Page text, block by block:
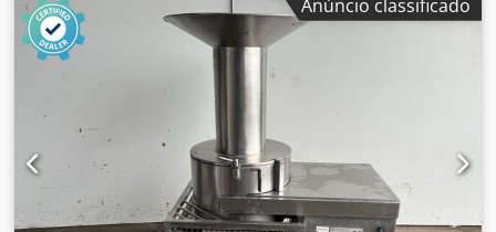
SUCOS, INCLUINDO TOMATE TEMPERATURA MÁX. 124
GRAUS C. PLC SIEMENS-7
Anúncio classificado